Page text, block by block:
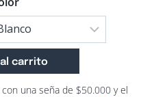
carrito
una seña de $50.000 yel